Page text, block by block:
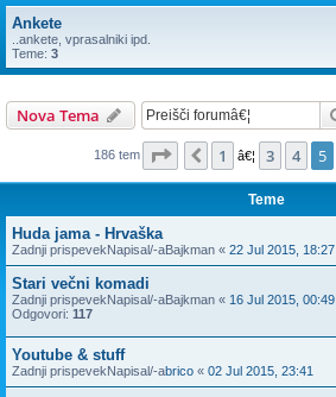
Ankete
..ankete, vprasalniki ipd.
Teme: 3
Nova Tema
186 tem Stran 5od8
Prejšnja
1 â€¦ 3 4 5
Teme
Huda jama - Hrvaška
Zadnji prispevekNapisal/-aBajkman « 22 Jul 2015, 18:27
Stari večni komadi
Zadnji prispevekNapisal/-aBajkman « 16 Jul 2015, 00:49
Odgovori: 117
Youtube & stuff
Zadnji prispevekNapisal/-abrico « 02 Jul 2015, 23:41